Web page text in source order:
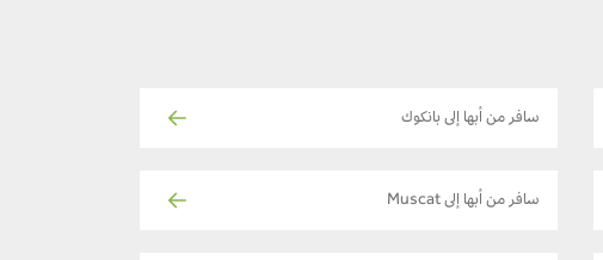
سافر من أبها إلى بانكوك
سافر من أبها إلى Muscat